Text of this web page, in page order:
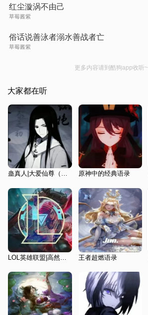
红尘漩涡不由己
草莓酱紫
俗话说善泳者溺水善战者亡
草莓酱紫
更多内容请到酷狗app收听~
大家都在听
蛊真人|大爱仙尊（语录） 原神中的经典语录
王者超燃语录